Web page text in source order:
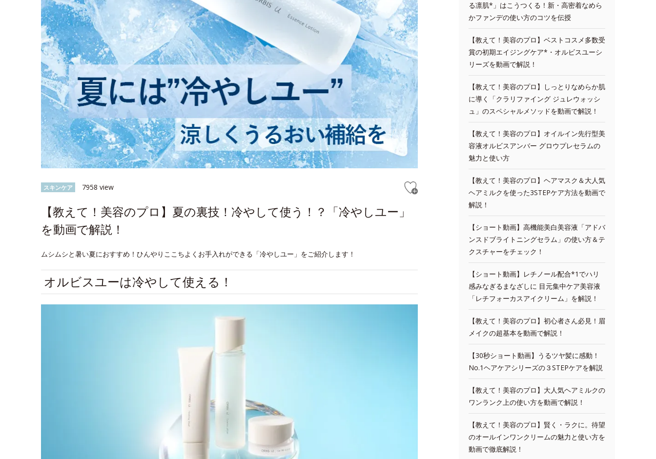
スキンケア 7958 view
【教えて！美容のプロ】夏の裏技！冷やして使う！？「冷やしユー」
を動画で解説！
ムシムシと暑い夏におすすめ！ひんやりここちよくお手入れができる「冷やしユー」をご紹介します！
オルビスユーは冷やして使える！
る凛肌*」はこうつくる！新・高密着なめら
かファンデの使い方のコツを伝授
【教えて！美容のプロ】ベストコスメ多数受
賞の初期エイジングケア*・オルビスユーシ
リーズを動画で解説！
【教えて！美容のプロ】しっとりなめらか肌
に導く「クラリファイング ジュレウォッシ
ュ」のスペシャルメソッドを動画で解説！
【教えて！美容のプロ】オイルイン先行型美
容液オルビスアンバー グロウプレセラムの
魅力と使い方
【教えて！美容のプロ】ヘアマスク＆大人気
ヘアミルクを使った3STEPケア方法を動画で
解説！
【ショート動画】高機能美白美容液「アドバ
ンスドブライトニングセラム」の使い方＆テ
クスチャーをチェック！
【ショート動画】レチノール配合*1でハリ
感みなぎるまなざしに 目元集中ケア美容液
「レチフォーカスアイクリーム」を解説！
【教えて！美容のプロ】初心者さん必見！眉
メイクの超基本を動画で解説！
【30秒ショート動画】うるツヤ髪に感動！
No.1ヘアケアシリーズの３STEPケアを解説
【教えて！美容のプロ】大人気ヘアミルクの
ワンランク上の使い方を動画で解説！
【教えて！美容のプロ】賢く・ラクに。待望
のオールインワンクリームの魅力と使い方を
動画で徹底解説！